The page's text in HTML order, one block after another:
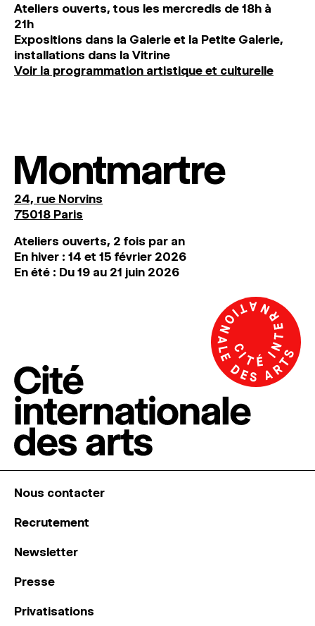
Ateliers ouverts, tous les mercredis de 18h à
21h
Expositions dans la Galerie et la Petite Galerie,
installations dans la Vitrine
Voir la programmation artistique et culturelle
Montmartre
24, rue Norvins
75018 Paris
Ateliers ouverts, 2 fois par an
En hiver : 14 et 15 février 2026
En été : Du 19 au 21 juin 2026
Nous contacter
Recrutement
Newsletter
Presse
Privatisations